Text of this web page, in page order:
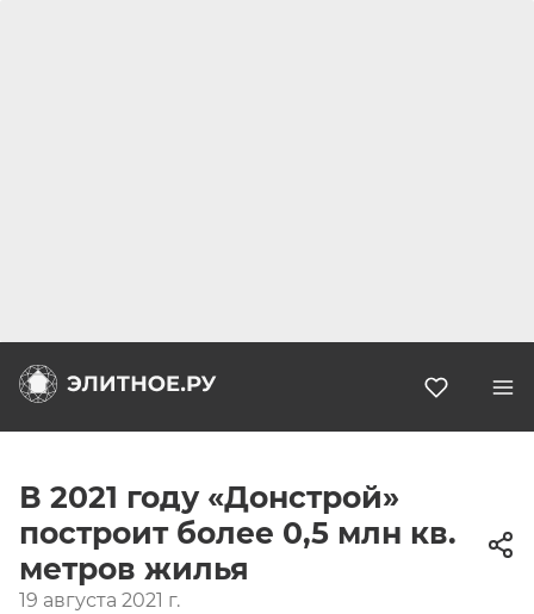
В 2021 году «Донстрой»
построит более 0,5 млн кв.
метров жилья
19 августа 2021 г.